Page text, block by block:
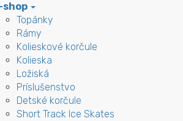
shop
Topánky
Rámy
Kolieskové korčule
Kolieska
Ložiská
Príslušenstvo
Detské korčule
Short Track Ice Skates